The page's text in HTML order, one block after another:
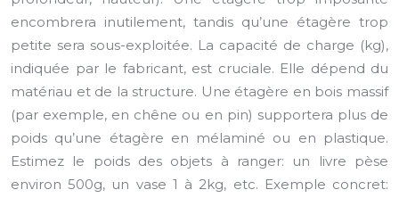
encombrera inutilement, tandis qu’une étagère trop
petite sera sous-exploitée. La capacité de charge (kg),
indiquée par le fabricant, est cruciale. Elle dépend du
matériau et de la structure. Une étagère en bois massif
(par exemple, en chêne ou en pin) supportera plus de
poids qu’une étagère en mélaminé ou en plastique.
Estimez le poids des objets à ranger: un livre pèse
environ 500g, un vase 1 à 2kg, etc. Exemple concret: